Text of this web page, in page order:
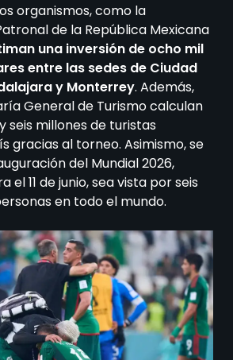
organismos, como la
de la República Mexicana
una inversión de ocho mil
entre las sedes de Ciudad
y Monterrey. Además,
General de Turismo calculan
seis millones de turistas
gracias al torneo. Asimismo, se
del Mundial 2026,
el 11 de junio, sea vista por seis
en todo el mundo.